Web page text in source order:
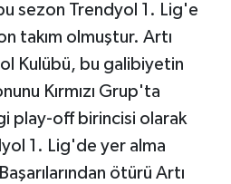
sezon Trendyol 1. Lig'e
takım olmuştur. Artı
Kulübü, bu galibiyetin
Kırmızı Grup'ta
play-off birincisi olarak
1. Lig'de yer alma
ötürü Artı